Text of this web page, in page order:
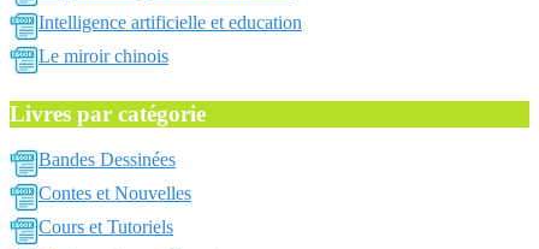
Intelligence artificielle et education
Le miroir chinois
Livres par catégorie
Bandes Dessinées
Contes et Nouvelles
Cours et Tutoriels